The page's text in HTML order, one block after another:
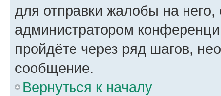
для отправки жалобы на
администратором
пройдёте через ряд шагов,
сообщение.
Вернуться к началу